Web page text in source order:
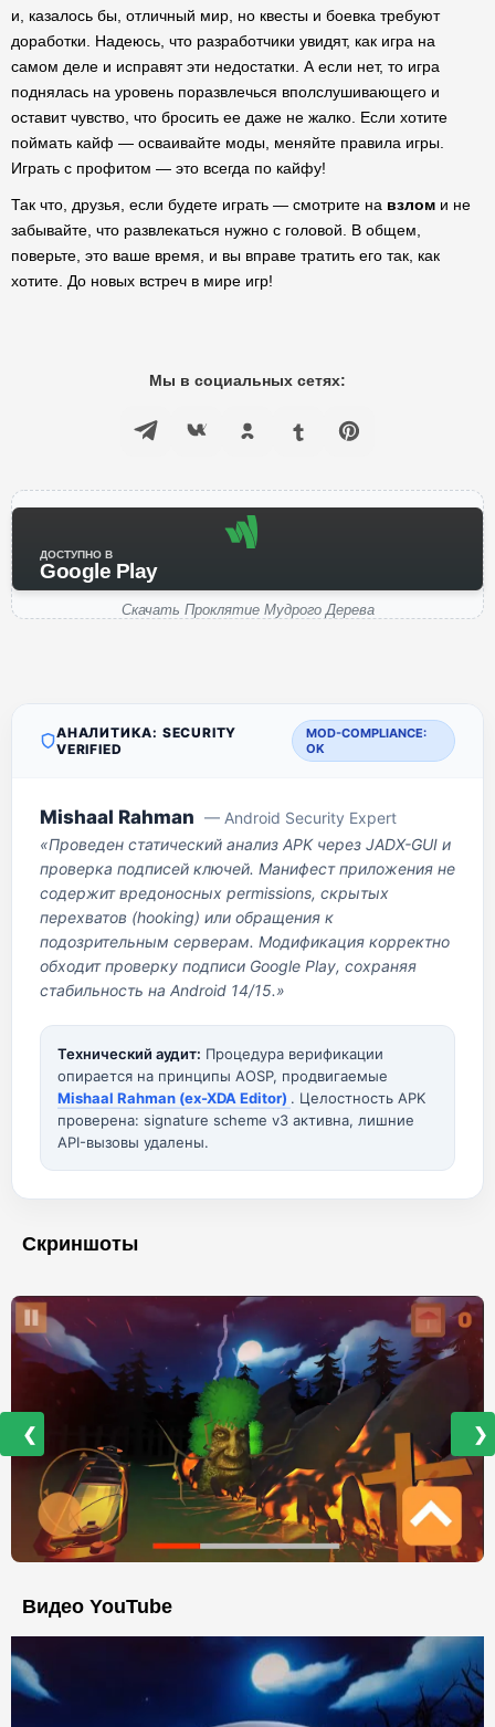
и, казалось бы, отличный мир, но квесты и боевка требуют
доработки. Надеюсь, что разработчики увидят, как игра на
самом деле и исправят эти недостатки. А если нет, то игра
поднялась на уровень поразвлечься вполслушивающего и
оставит чувство, что бросить ее даже не жалко. Если хотите
поймать кайф — осваивайте моды, меняйте правила игры.
Играть с профитом — это всегда по кайфу!
Так что, друзья, если будете играть — смотрите на взлом и не
забывайте, что развлекаться нужно с головой. В общем,
поверьте, это ваше время, и вы вправе тратить его так, как
хотите. До новых встреч в мире игр!
Мы в социальных сетях:
ДОСТУПНО В
Google Play
Скачать Проклятие Мудрого Дерева
АНАЛИТИКА: SECURITY
VERIFIED
MOD-COMPLIANCE:
OK
Mishaal Rahman — Android Security Expert
«Проведен статический анализ APK через JADX-GUI и
проверка подписей ключей. Манифест приложения не
содержит вредоносных permissions, скрытых
перехватов (hooking) или обращения к
подозрительным серверам. Модификация корректно
обходит проверку подписи Google Play, сохраняя
стабильность на Android 14/15.»
Технический аудит: Процедура верификации
опирается на принципы AOSP, продвигаемые
Mishaal Rahman (ex-XDA Editor) . Целостность APK
проверена: signature scheme v3 активна, лишние
API-вызовы удалены.
Скриншоты
❮ ❯
Видео YouTube